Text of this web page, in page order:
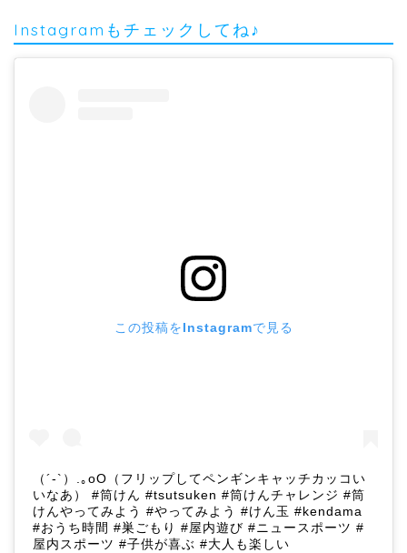
Instagramもチェックしてね♪
この投稿をInstagramで見る
（´-`）.｡oO（フリップしてペンギンキャッチカッコい
いなあ） #筒けん #tsutsuken #筒けんチャレンジ #筒
けんやってみよう #やってみよう #けん玉 #kendama
#おうち時間 #巣ごもり #屋内遊び #ニュースポーツ #
屋内スポーツ #子供が喜ぶ #大人も楽しい